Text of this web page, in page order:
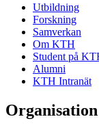
Utbildning
Forskning
Samverkan
Om KTH
Student på
Alumni
KTH Intranät
Organisation